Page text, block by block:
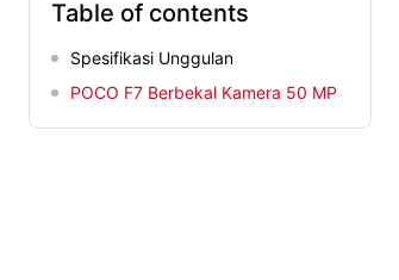
Table of contents
Spesifikasi Unggulan
POCO F7 Berbekal Kamera 50 MP